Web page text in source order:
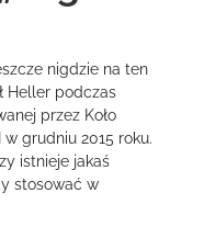
nigdzie na ten
Heller podczas
przez Koło
grudniu 2015 roku.
istnieje jakaś
stosować w